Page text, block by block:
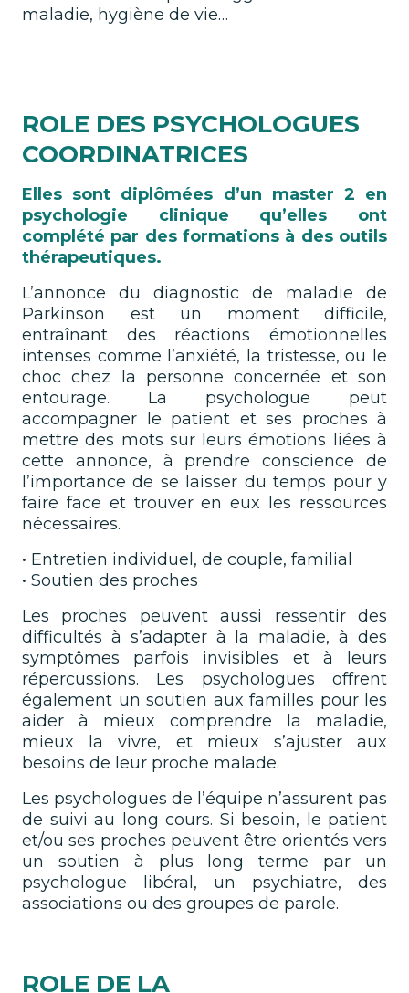
maladie, hygiène de vie…
ROLE DES PSYCHOLOGUES
COORDINATRICES
Elles sont diplômées d’un master 2 en
psychologie clinique qu’elles ont
complété par des formations à des outils
thérapeutiques.
L’annonce du diagnostic de maladie de
Parkinson est un moment difficile,
entraînant des réactions émotionnelles
intenses comme l’anxiété, la tristesse, ou le
choc chez la personne concernée et son
entourage. La psychologue peut
accompagner le patient et ses proches à
mettre des mots sur leurs émotions liées à
cette annonce, à prendre conscience de
l’importance de se laisser du temps pour y
faire face et trouver en eux les ressources
nécessaires.
• Entretien individuel, de couple, familial
• Soutien des proches
Les proches peuvent aussi ressentir des
difficultés à s’adapter à la maladie, à des
symptômes parfois invisibles et à leurs
répercussions. Les psychologues offrent
également un soutien aux familles pour les
aider à mieux comprendre la maladie,
mieux la vivre, et mieux s’ajuster aux
besoins de leur proche malade.
Les psychologues de l’équipe n’assurent pas
de suivi au long cours. Si besoin, le patient
et/ou ses proches peuvent être orientés vers
un soutien à plus long terme par un
psychologue libéral, un psychiatre, des
associations ou des groupes de parole.
ROLE DE LA